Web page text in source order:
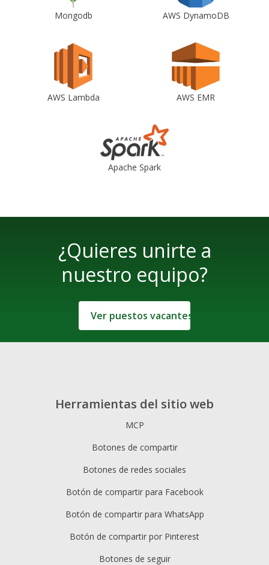
Mongodb AWS DynamoDB
AWS Lambda AWS EMR
Apache Spark
¿Quieres unirte a
nuestro equipo?
Ver puestos vacantes
Herramientas del sitio web
MCP
Botones de compartir
Botones de redes sociales
Botón de compartir para Facebook
Botón de compartir para WhatsApp
Botón de compartir por Pinterest
Botones de seguir